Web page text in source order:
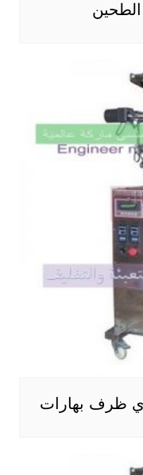
الطحين
ظرف بهارات